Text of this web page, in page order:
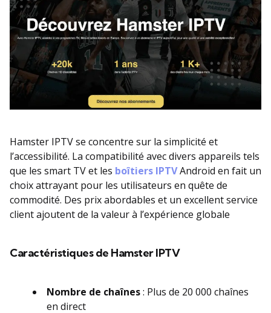
Hamster IPTV se concentre sur la simplicité et
l’accessibilité. La compatibilité avec divers appareils tels
que les smart TV et les boîtiers IPTVAndroid en fait un
choix attrayant pour les utilisateurs en quête de
commodité. Des prix abordables et un excellent service
client ajoutent de la valeur à l’expérience globale
Caractéristiques de Hamster IPTV
Nombre de chaînes: Plus de 20 000 chaînes
en direct